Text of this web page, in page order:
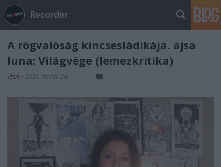
Recorder
A rögvalóság kincsesládikája. ajsa
luna: Világvége (lemezkritika)
vferi • 2023. április 24.